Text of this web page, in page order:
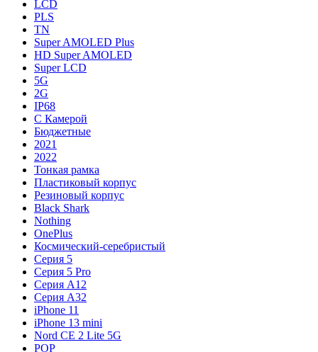
LCD
PLS
TN
Super AMOLED Plus
HD Super AMOLED
Super LCD
5G
2G
IP68
С Камерой
Бюджетные
2021
2022
Тонкая рамка
Пластиковый корпус
Резиновый корпус
Black Shark
Nothing
OnePlus
Космический-серебристый
Серия 5
Серия 5 Pro
Серия A12
Серия A32
iPhone 11
iPhone 13 mini
Nord CE 2 Lite 5G
POP